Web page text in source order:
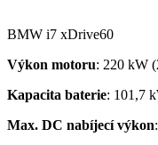
BMW i7 xDrive60
Výkon motoru: 220 kW
Kapacita baterie: 101,7
Max. DC nabíjecí výkon